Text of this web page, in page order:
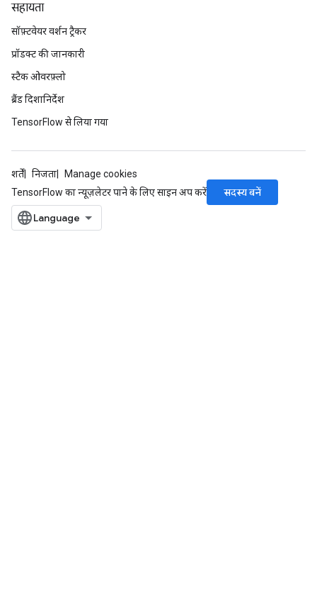
सहायता
सॉफ़्टवेयर वर्शन ट्रैकर
प्रॉडक्ट की जानकारी
स्टैक ओवरफ़्लो
ब्रैंड दिशानिर्देश
TensorFlow से लिया गया
शर्तें निजता
Manage cookies
TensorFlow का न्यूज़लेटर पाने के लिए साइन अप करें
सदस्य बनें